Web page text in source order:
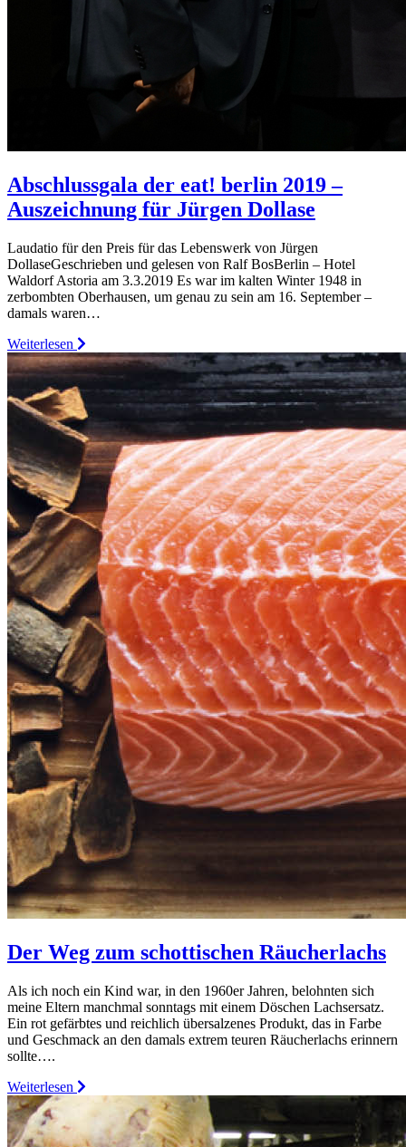
Abschlussgala der eat! berlin 2019 –
Auszeichnung für Jürgen Dollase
Laudatio für den Preis für das Lebenswerk von Jürgen
DollaseGeschrieben und gelesen von Ralf BosBerlin – Hotel
Waldorf Astoria am 3.3.2019 Es war im kalten Winter 1948 in
zerbombten Oberhausen, um genau zu sein am 16. September –
damals waren…
Weiterlesen
Der Weg zum schottischen Räucherlachs
Als ich noch ein Kind war, in den 1960er Jahren, belohnten sich
meine Eltern manchmal sonntags mit einem Döschen Lachsersatz.
Ein rot gefärbtes und reichlich übersalzenes Produkt, das in Farbe
und Geschmack an den damals extrem teuren Räucherlachs erinnern
sollte….
Weiterlesen